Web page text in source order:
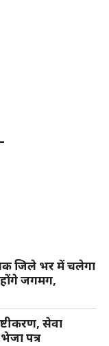
जिले भर में चलेगा
जगमग,
सेवा
पत्र